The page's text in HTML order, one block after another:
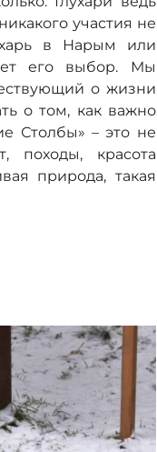
участия не
в Нарым или
его выбор. Мы
о жизни
о том, как важно
Столбы» – это не
походы, красота
природа, такая